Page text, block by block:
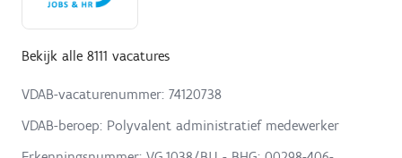
Bekijk alle 8111 vacatures
VDAB-vacaturenummer: 74120738
VDAB-beroep: Polyvalent administratief medewerker